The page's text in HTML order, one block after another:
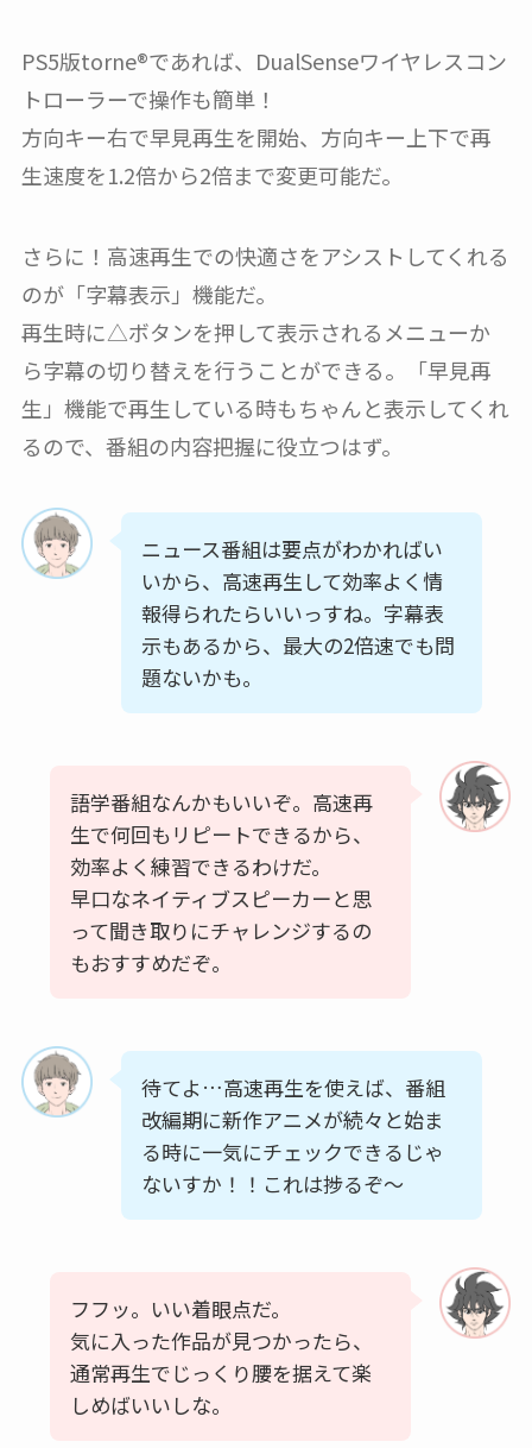
PS5版torne®︎であれば、DualSenseワイヤレスコン
トローラーで操作も簡単！
方向キー右で早見再生を開始、方向キー上下で再
生速度を1.2倍から2倍まで変更可能だ。
さらに！高速再生での快適さをアシストしてくれる
のが「字幕表示」機能だ。
再生時に△ボタンを押して表示されるメニューか
ら字幕の切り替えを行うことができる。「早見再
生」機能で再生している時もちゃんと表示してくれ
るので、番組の内容把握に役立つはず。
ニュース番組は要点がわかればい
いから、高速再生して効率よく情
報得られたらいいっすね。字幕表
示もあるから、最大の2倍速でも問
題ないかも。
語学番組なんかもいいぞ。高速再
生で何回もリピートできるから、
効率よく練習できるわけだ。
早口なネイティブスピーカーと思
って聞き取りにチャレンジするの
もおすすめだぞ。
待てよ…高速再生を使えば、番組
改編期に新作アニメが続々と始ま
る時に一気にチェックできるじゃ
ないすか！！これは捗るぞ〜
フフッ。いい着眼点だ。
気に入った作品が見つかったら、
通常再生でじっくり腰を据えて楽
しめばいいしな。